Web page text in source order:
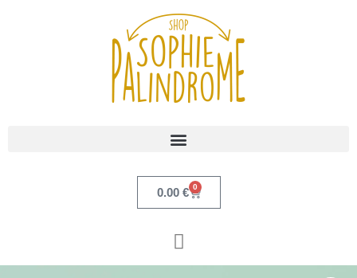
0.00 € 0